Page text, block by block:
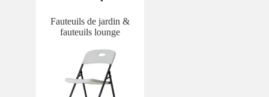
Fauteuils de jardin &
fauteuils lounge